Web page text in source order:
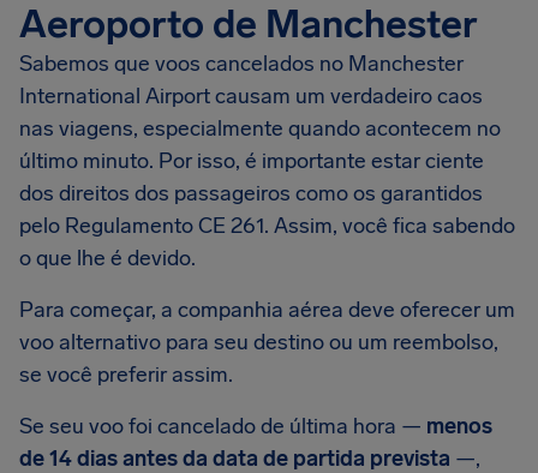
Aeroporto de Manchester
Sabemos que voos cancelados no Manchester
International Airport causam um verdadeiro caos
nas viagens, especialmente quando acontecem no
último minuto. Por isso, é importante estar ciente
dos direitos dos passageiros como os garantidos
pelo Regulamento CE 261. Assim, você fica sabendo
o que lhe é devido.
Para começar, a companhia aérea deve oferecer um
voo alternativo para seu destino ou um reembolso,
se você preferir assim.
Se seu voo foi cancelado de última hora — menos
de 14 dias antes da data de partida prevista —,